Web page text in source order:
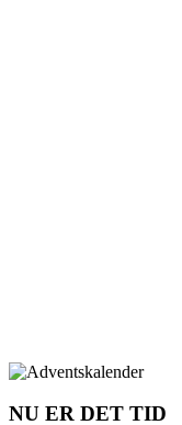
NU ER DET TID